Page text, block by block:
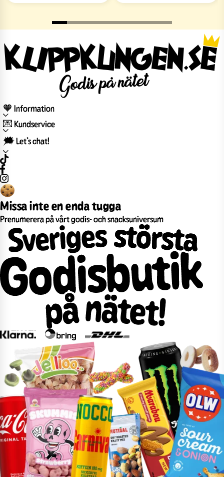
🧡 Information
💌 Kundservice
🗯️ Let’s chat!
Missa inte en enda tugga
Prenumerera på vårt godis- och snacksuniversum